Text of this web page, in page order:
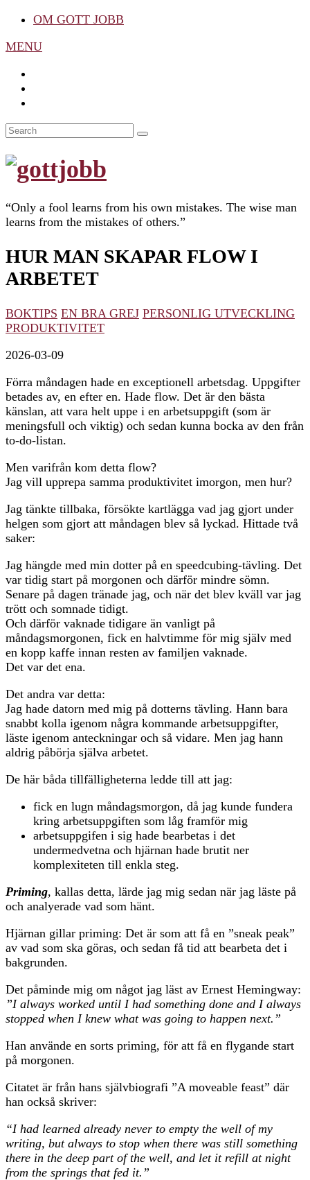
OM GOTT JOBB
MENU
Search
SEARCH
“Only a fool learns from his own mistakes. The wise man
learns from the mistakes of others.”
HUR MAN SKAPAR FLOW I
ARBETET
BOKTIPS EN BRA GREJ PERSONLIG UTVECKLING
PRODUKTIVITET
2026-03-09
Förra måndagen hade en exceptionell arbetsdag. Uppgifter
betades av, en efter en. Hade flow. Det är den bästa
känslan, att vara helt uppe i en arbetsuppgift (som är
meningsfull och viktig) och sedan kunna bocka av den från
to-do-listan.
Men varifrån kom detta flow?
Jag vill upprepa samma produktivitet imorgon, men hur?
Jag tänkte tillbaka, försökte kartlägga vad jag gjort under
helgen som gjort att måndagen blev så lyckad. Hittade två
saker:
Jag hängde med min dotter på en speedcubing-tävling. Det
var tidig start på morgonen och därför mindre sömn.
Senare på dagen tränade jag, och när det blev kväll var jag
trött och somnade tidigt.
Och därför vaknade tidigare än vanligt på
måndagsmorgonen, fick en halvtimme för mig själv med
en kopp kaffe innan resten av familjen vaknade.
Det var det ena.
Det andra var detta:
Jag hade datorn med mig på dotterns tävling. Hann bara
snabbt kolla igenom några kommande arbetsuppgifter,
läste igenom anteckningar och så vidare. Men jag hann
aldrig påbörja själva arbetet.
De här båda tillfälligheterna ledde till att jag:
fick en lugn måndagsmorgon, då jag kunde fundera
kring arbetsuppgiften som låg framför mig
arbetsuppgifen i sig hade bearbetas i det
undermedvetna och hjärnan hade brutit ner
komplexiteten till enkla steg.
Priming, kallas detta, lärde jag mig sedan när jag läste på
och analyerade vad som hänt.
Hjärnan gillar priming: Det är som att få en ”sneak peak”
av vad som ska göras, och sedan få tid att bearbeta det i
bakgrunden.
Det påminde mig om något jag läst av Ernest Hemingway:
”I always worked until I had something done and I always
stopped when I knew what was going to happen next.”
Han använde en sorts priming, för att få en flygande start
på morgonen.
Citatet är från hans självbiografi ”A moveable feast” där
han också skriver:
“I had learned already never to empty the well of my
writing, but always to stop when there was still something
there in the deep part of the well, and let it refill at night
from the springs that fed it.”